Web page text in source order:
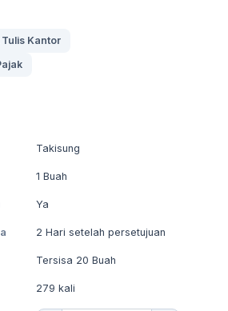
Kantor
Takisung
1 Buah
Ya
2 Hari setelah persetujuan
Tersisa 20 Buah
279 kali